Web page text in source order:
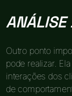
ANÁLISE
Outro ponto
pode realizar.
interações dos
de